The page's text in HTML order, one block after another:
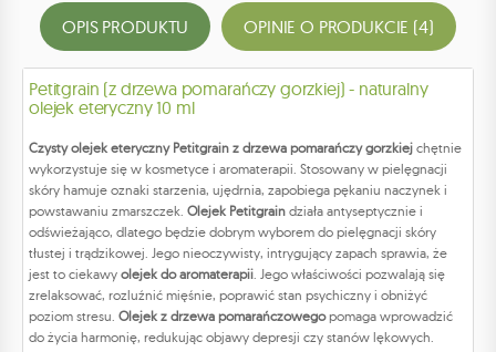
OPIS PRODUKTU OPINIE O PRODUKCIE (4)
Petitgrain (z drzewa pomarańczy gorzkiej) - naturalny
olejek eteryczny 10 ml
Czysty olejek eteryczny Petitgrain z drzewa pomarańczy gorzkiej chętnie
wykorzystuje się w kosmetyce i aromaterapii. Stosowany w pielęgnacji
skóry hamuje oznaki starzenia, ujędrnia, zapobiega pękaniu naczynek i
powstawaniu zmarszczek. Olejek Petitgrain działa antyseptycznie i
odświeżająco, dlatego będzie dobrym wyborem do pielęgnacji skóry
tłustej i trądzikowej. Jego nieoczywisty, intrygujący zapach sprawia, że
jest to ciekawy olejek do aromaterapii. Jego właściwości pozwalają się
zrelaksować, rozluźnić mięśnie, poprawić stan psychiczny i obniżyć
poziom stresu. Olejek z drzewa pomarańczowegopomaga wprowadzić
do życia harmonię, redukując objawy depresji czy stanów lękowych.